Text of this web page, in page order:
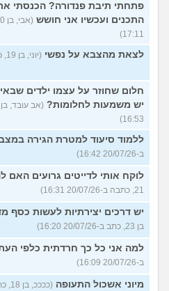
פתחתי תיבת פנדורה? הכנסתי
התכנים ועכשיו אני חושש
17:11)
לצאת מהצבא על נפשי (יוני, בן 19, כתב ב-20/07/26 17:02)
חלום שחוזר על עצמו ילדים
יש משמעות לחלומות?
16:53)
ללמוד סיעוד למטרת הגירה
ב-20/07/26 16:42)
לוקח אותי לדייטים גרועים האם
21, כתבה ב-20/07/26 16:31)
יש דרכים יצירתיות לעשות כסף
בן 23, כתב ב-20/07/26 16:20)
למה אני כל כך חרדתית כלפי
ב-20/07/26 16:09)
מיוני אשכול התעופה (ככככ, בן 18, כתב ב-20/07/26 16:00)